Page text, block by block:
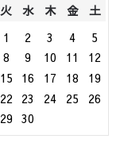
火 水 木 金
土
1
2 3 4
5
8 9 10 11
12
15 16 17 18
19
22 23 24 25
26
29 30